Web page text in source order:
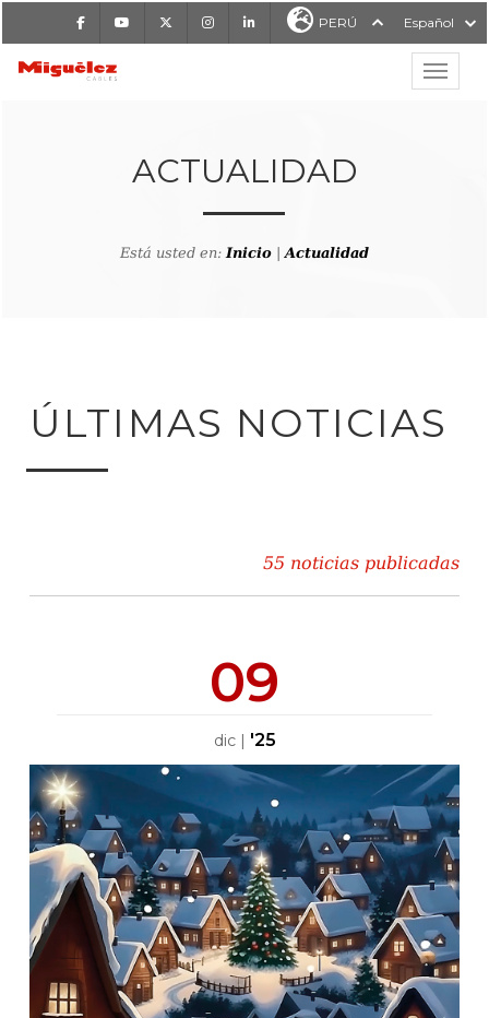
FacebookYoutube InstagramLinkedIn PERÚ Español
MIGUÉLEZ CABLES
ACTUALIDAD
Está usted en:Inicio |Actualidad
ÚLTIMAS NOTICIAS
55 noticias publicadas
09
dic| '25